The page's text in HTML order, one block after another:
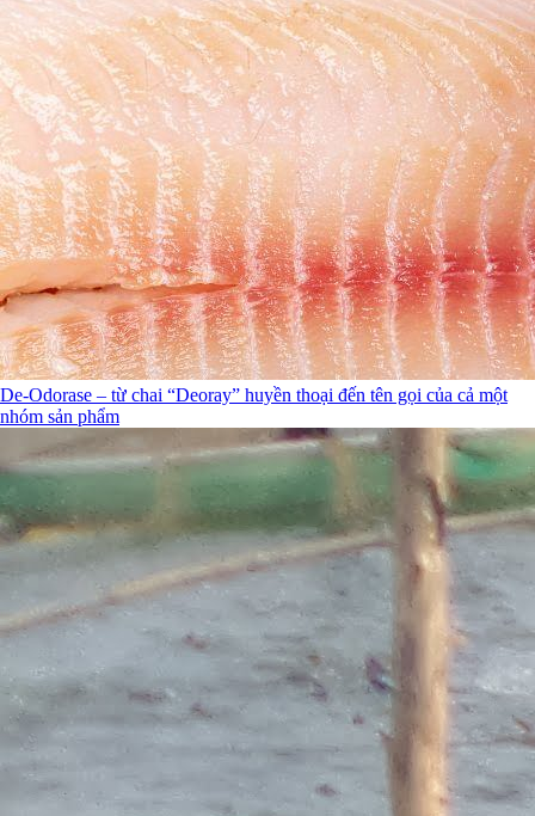
De-Odorase – từ chai “Deoray” huyền thoại đến tên gọi của cả một
nhóm sản phẩm